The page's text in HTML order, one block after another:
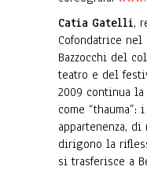
Catia Gatelli,
Cofondatrice nel
Bazzocchi del
teatro e del
2009 continua
come
appartenenza, di
dirigono la
si trasferisce a